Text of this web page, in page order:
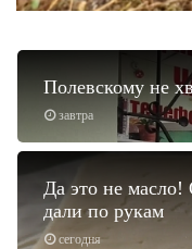
завтра
Полевскому не
сегодня
Да это не
дали по рукам